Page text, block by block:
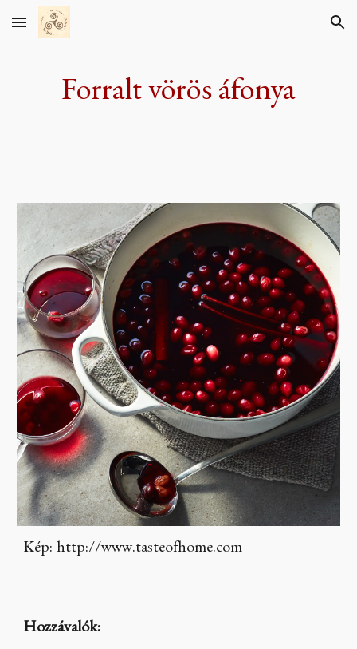
Skip to main content Skip to navigation
Forralt vörös áfonya
Kép: http://www.tasteofhome.com
Hozzávalók: